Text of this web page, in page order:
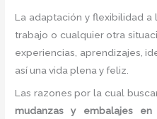
La adaptación y flexibilidad a
trabajo o cualquier otra
experiencias, aprendizajes,
así una vida plena y feliz.
Las razones por la cual
mudanzas y embalajes en